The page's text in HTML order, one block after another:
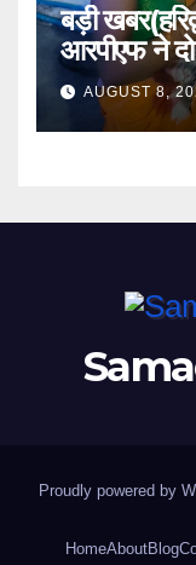
बड़ी
आरपीएफ ने
।।AUGUST 8,
Proudly powered by
HomeAboutBlog